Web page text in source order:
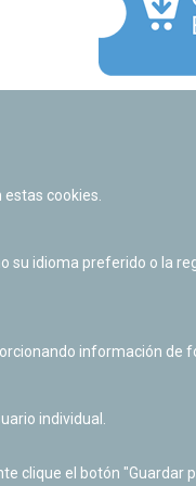
Derecho de
cookies.
su idioma preferido o la
información de
individual.
clique el botón "Guardar